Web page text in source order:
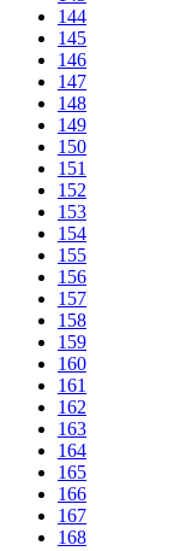
144
145
146
147
148
149
150
151
152
153
154
155
156
157
158
159
160
161
162
163
164
165
166
167
168